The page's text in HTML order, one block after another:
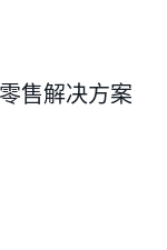
售解决方案